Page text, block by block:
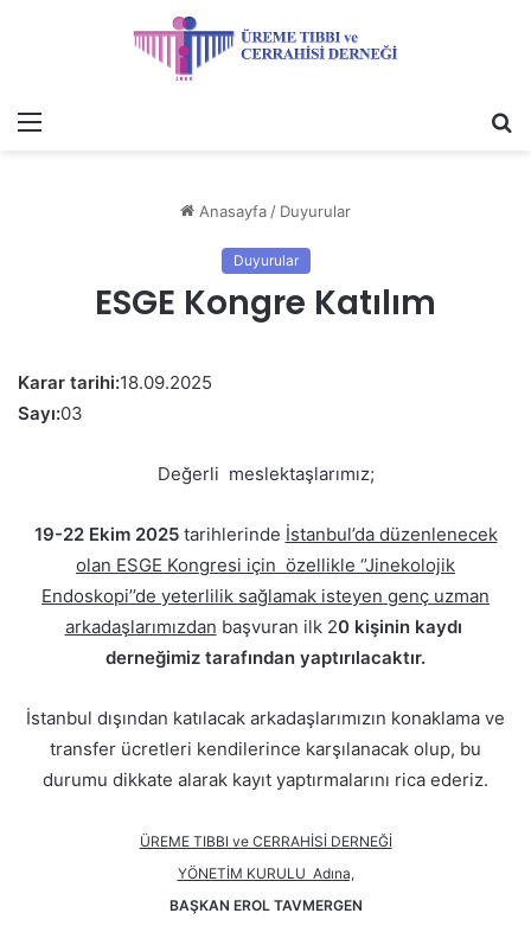
Menü
Anasayfa/ Duyurular
Duyurular
ESGE Kongre Katılım
Karar tarihi:18.09.2025
Sayı:03
Değerli meslektaşlarımız;
19-22 Ekim 2025tarihlerinde İstanbul’da düzenlenecek
olan ESGE Kongresi için özellikle ‘’Jinekolojik
Endoskopi’’de yeterlilik sağlamak isteyen genç uzman
arkadaşlarımızdan başvuran ilk 20 kişinin kaydı
derneğimiz tarafından yaptırılacaktır.
İstanbul dışından katılacak arkadaşlarımızın konaklama ve
transfer ücretleri kendilerince karşılanacak olup, bu
durumu dikkate alarak kayıt yaptırmalarını rica ederiz.
ÜREME TIBBI ve CERRAHİSİ DERNEĞİ
YÖNETİM KURULU Adına,
BAŞKAN EROL TAVMERGEN